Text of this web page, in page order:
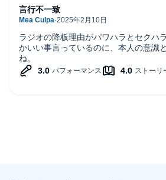
ラジオの降板理由がパワハラとセクハ
かいい事言っているのに、本人の意識
ね。
言行不一致